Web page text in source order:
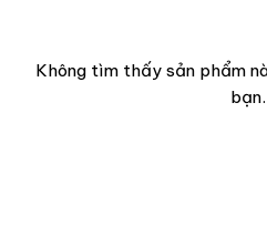
Không tìm thấy sản phẩm
bạn.